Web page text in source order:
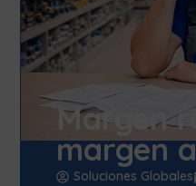
Margen
margen
Soluciones Globales